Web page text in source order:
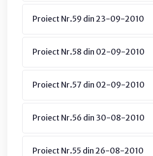
Proiect Nr.59 din 23-09-2010
Proiect Nr.58 din 02-09-2010
Proiect Nr.57 din 02-09-2010
Proiect Nr.56 din 30-08-2010
Proiect Nr.55 din 26-08-2010